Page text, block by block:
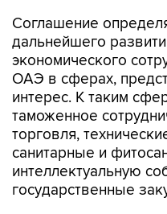
Соглашение
дальнейшего
экономического
ОАЭ в сферах,
интерес. К таким
таможенное
торговля,
санитарные и
интеллектуальную
государственные